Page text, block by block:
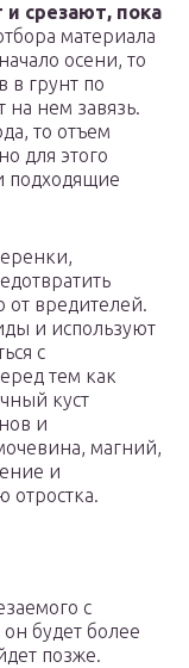
срезают, пока
материала
осени, то
в грунт по
на нем завязь.
то отъем
для этого
подходящие
от вредителей.
и используют
с
тем как
куст
и
магний,
и
отростка.
с
он будет более
позже.